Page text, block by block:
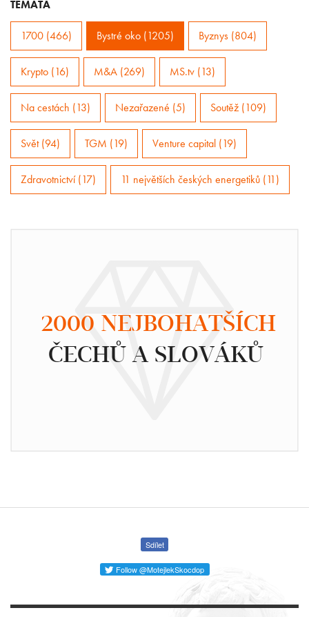
TÉMATA
1700 (466) Bystré oko (1205) Byznys (804)
Krypto (16) M&A (269) MS.tv (13)
Na cestách (13) Nezařazené (5) Soutěž (109)
Svět (94) TGM (19) Venture capital (19)
Zdravotnictví (17) 11 největších českých energetiků (11)
2000 NEJBOHATŠÍCH
ČECHŮ A SLOVÁKŮ
Sdílet
Follow @MotejlekSkocdop